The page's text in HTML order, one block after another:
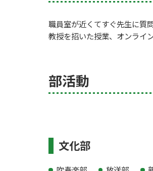
職員室が近くてすぐ先生に質
教授を招いた授業、オンライ
部活動
文化部